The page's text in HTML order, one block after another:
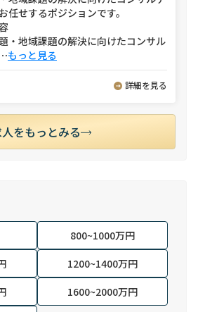
任せするポジションです。
・地域課題の解決に向けたコンサル
もっと見る
詳細を見る
をもっとみる
800~1000万円
1200~1400万円
1600~2000万円